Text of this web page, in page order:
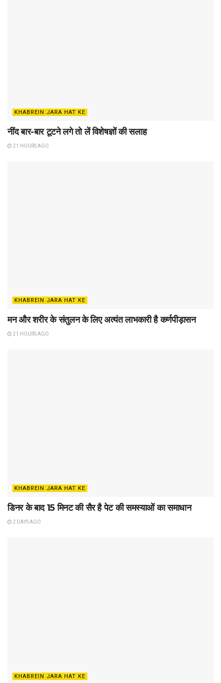
KHABREIN JARA HAT KE
नींद बार-बार टूटने लगे तो लें विशेषज्ञों की सलाह
21 HOURS AGO
KHABREIN JARA HAT KE
मन और शरीर के संतुलन के लिए अत्यंत लाभकारी है कर्णपीड़ासन
21 HOURS AGO
KHABREIN JARA HAT KE
डिनर के बाद 15 मिनट की सैर है पेट की समस्याओं का समाधान
2 DAYS AGO
KHABREIN JARA HAT KE